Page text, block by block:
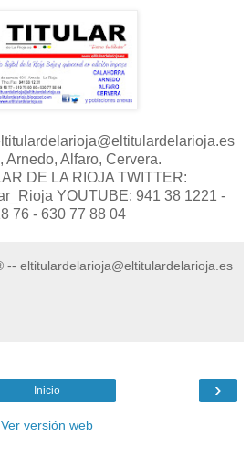
Alfaro, Cervera.
DE LA RIOJA TWITTER:
YOUTUBE: 941 38 1221 -
76 - 630 77 88 04
-- eltitulardelarioja@eltitulardelarioja.es
›
Inicio
Ver versión web